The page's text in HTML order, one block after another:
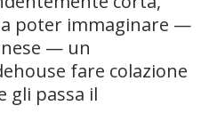
poter immaginare —
— un
fare colazione
gli passa il